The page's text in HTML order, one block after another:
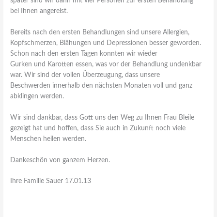
bei Ihnen angereist.
Bereits nach den ersten Behandlungen sind unsere Allergien,
Kopfschmerzen, Blähungen und Depressionen besser geworden.
Schon nach den ersten Tagen konnten wir wieder
Gurken und Karotten essen, was vor der Behandlung undenkbar
war. Wir sind der vollen Überzeugung, dass unsere
Beschwerden innerhalb den nächsten Monaten voll und ganz
abklingen werden.
Wir sind dankbar, dass Gott uns den Weg zu Ihnen Frau Bleile
gezeigt hat und hoffen, dass Sie auch in Zukunft noch viele
Menschen heilen werden.
Dankeschön von ganzem Herzen.
Ihre Familie Sauer 17.01.13